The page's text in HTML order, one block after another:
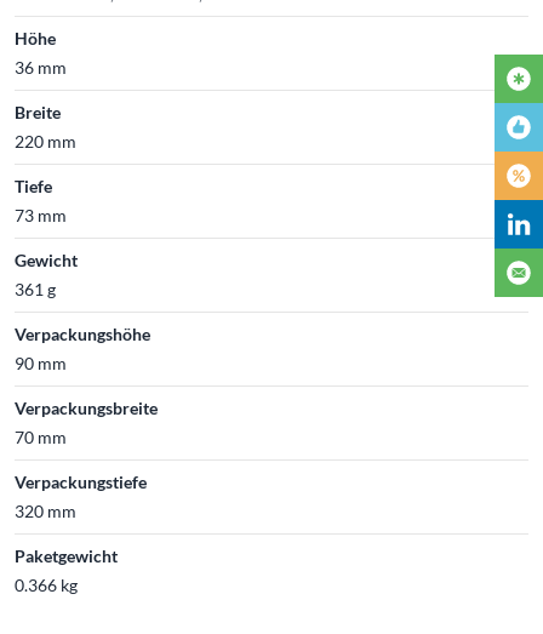
Höhe
36 mm
Breite
220 mm
Tiefe
73 mm
Gewicht
361 g
Verpackungshöhe
90 mm
Verpackungsbreite
70 mm
Verpackungstiefe
320 mm
Paketgewicht
0.366 kg